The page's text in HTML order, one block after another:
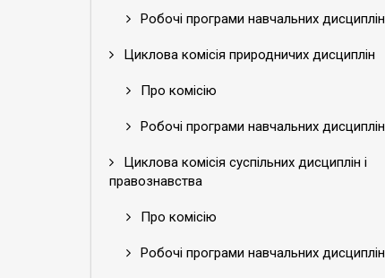
Робочі програми навчальних дисциплін
Циклова комісія природничих дисциплін
Про комісію
Робочі програми навчальних дисциплін
Циклова комісія суспільних дисциплін і
правознавства
Про комісію
Робочі програми навчальних дисциплін